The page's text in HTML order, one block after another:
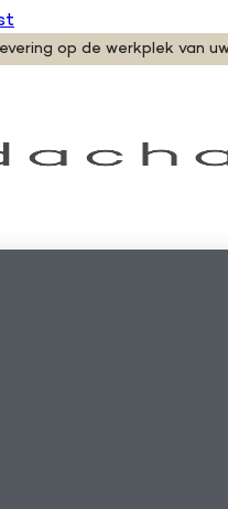
op de werkplek van